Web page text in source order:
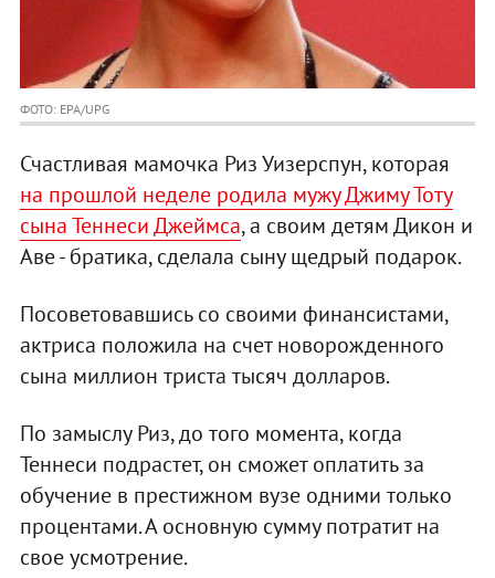
ФОТО: EPA/UPG
Счастливая мамочка Риз Уизерспун, которая
на прошлой неделе родила мужу Джиму Тоту
сына Теннеси Джеймса, а своим детям Дикон и
Аве - братика, сделала сыну щедрый подарок.
Посоветовавшись со своими финансистами,
актриса положила на счет новорожденного
сына миллион триста тысяч долларов.
По замыслу Риз, до того момента, когда
Теннеси подрастет, он сможет оплатить за
обучение в престижном вузе одними только
процентами. А основную сумму потратит на
свое усмотрение.